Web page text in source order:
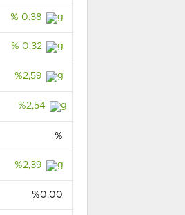
% 0.38
% 0.32
%2,59
%2,54
%
%2,39
%0.00